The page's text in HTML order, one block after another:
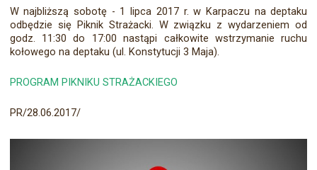
W najbliższą sobotę - 1 lipca 2017 r. w Karpaczu na deptaku
odbędzie się Piknik Strażacki. W związku z wydarzeniem od
godz. 11:30 do 17:00 nastąpi całkowite wstrzymanie ruchu
kołowego na deptaku (ul. Konstytucji 3 Maja).
PROGRAM PIKNIKU STRAŻACKIEGO
PR/28.06.2017/